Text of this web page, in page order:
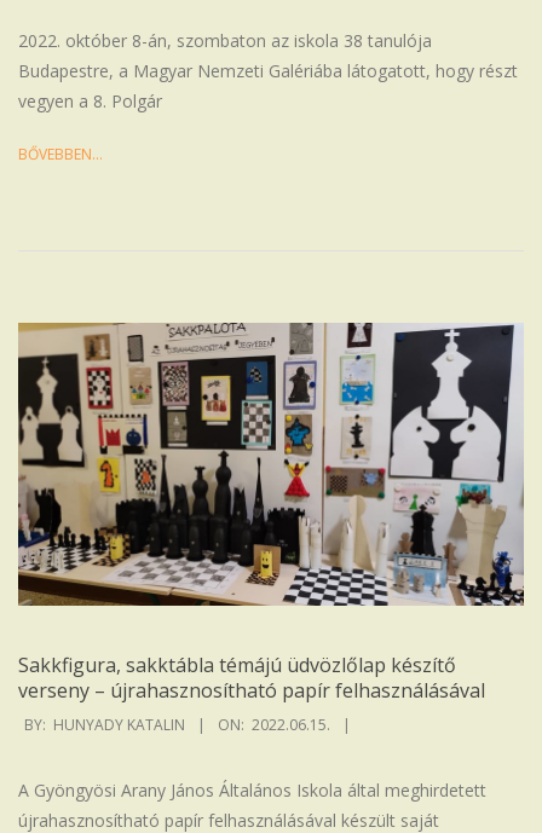
2022. október 8-án, szombaton az iskola 38 tanulója
Budapestre, a Magyar Nemzeti Galériába látogatott, hogy részt
vegyen a 8. Polgár
BŐVEBBEN…
Sakkfigura, sakktábla témájú üdvözlőlap készítő
verseny – újrahasznosítható papír felhasználásával
2022-
BY: HUNYADY KATALIN ON: 2022.06.15.
A Gyöngyösi Arany János Általános Iskola által meghirdetett
újrahasznosítható papír felhasználásával készült saját